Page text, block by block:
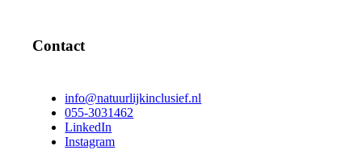
Contact
info@natuurlijkinclusief.nl
055-3031462
LinkedIn
Instagram